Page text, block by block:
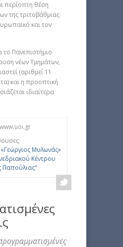
περίοπτη θέση
της τριτοβάθμιας
και τον
το Πανεπιστήμιο
νέων Τμημάτων,
(αριθμεί 11
και η προοπτική
ιδιαίτερα
Μυλωνάς»
Κέντρου
Παπούλιας"